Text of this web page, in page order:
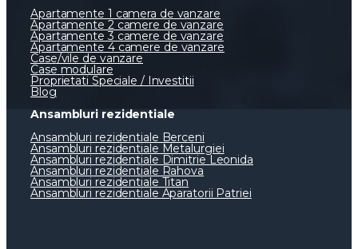
Apartamente 1 camera de vanzare
Apartamente 2 camere de vanzare
Apartamente 3 camere de vanzare
Apartamente 4 camere de vanzare
Case/vile de vanzare
Case modulare
Proprietati Speciale / Investitii
Blog
Ansambluri rezidentiale
Ansambluri rezidentiale Berceni
Ansambluri rezidentiale Metalurgiei
Ansambluri rezidentiale Dimitrie Leonida
Ansambluri rezidentiale Rahova
Ansambluri rezidentiale Titan
Ansambluri rezidentiale Aparatorii Patriei